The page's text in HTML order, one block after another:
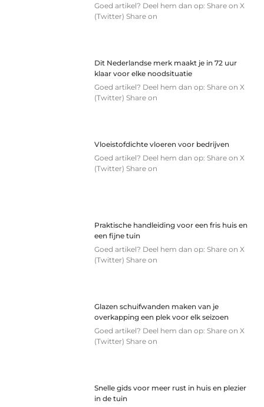
Goed artikel? Deel hem dan op: Share on X
(Twitter) Share on
Dit Nederlandse merk maakt je in 72 uur
klaar voor elke noodsituatie
Goed artikel? Deel hem dan op: Share on X
(Twitter) Share on
Vloeistofdichte vloeren voor bedrijven
Goed artikel? Deel hem dan op: Share on X
(Twitter) Share on
Praktische handleiding voor een fris huis en
een fijne tuin
Goed artikel? Deel hem dan op: Share on X
(Twitter) Share on
Glazen schuifwanden maken van je
overkapping een plek voor elk seizoen
Goed artikel? Deel hem dan op: Share on X
(Twitter) Share on
Snelle gids voor meer rust in huis en plezier
in de tuin